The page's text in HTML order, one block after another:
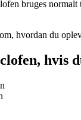
bruges
hvordan du
hvis